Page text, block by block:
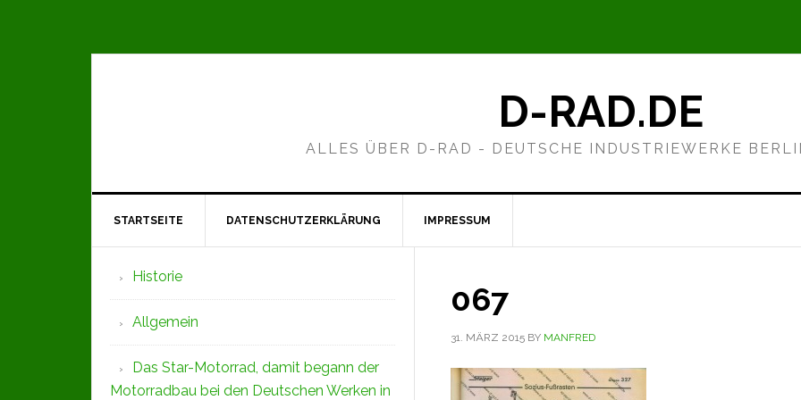
D-RAD.DE
ALLES ÜBER D-RAD - DEUTSCHE INDUSTRIEWERKE
STARTSEITE DATENSCHUTZERKLÄRUNG IMPRESSUM
067
31. MÄRZ 2015 BY MANFRED
Seitenspalte
Historie
Allgemein
Das Star-Motorrad, damit begann der
Motorradbau bei den Deutschen Werken in